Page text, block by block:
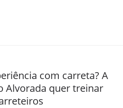
com carreta? A
Alvorada quer treinar